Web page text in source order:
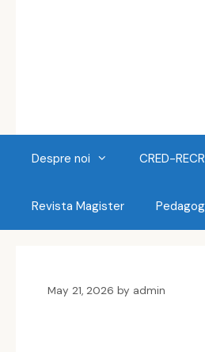
Despre noi CRED-
Revista Magister
May 21, 2026 by admin